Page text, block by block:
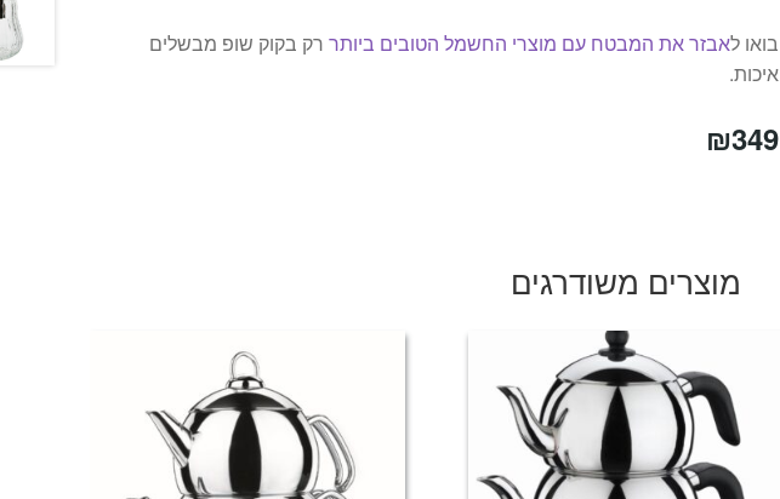
בואו לאבזר את המבטח עם מוצרי החשמל הטובים ביותר רק בקוק שופ מבשלים
איכות.
₪349
מוצרים משודרגים